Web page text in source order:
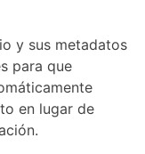
y sus metadatos
para que
en lugar de